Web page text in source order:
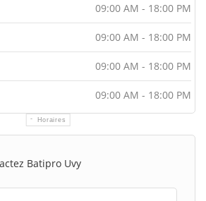
Horaires
09:00 AM - 18:00 PM
09:00 AM - 18:00 PM
09:00 AM - 18:00 PM
09:00 AM - 18:00 PM
Batipro Uvy